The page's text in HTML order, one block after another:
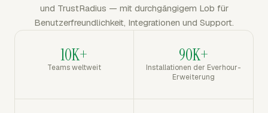
und TrustRadius — mit durchgängigem Lob für
Benutzerfreundlichkeit, Integrationen und Support.
10K+
Teams weltweit
90K+
Installationen der Everhour-
Erweiterung